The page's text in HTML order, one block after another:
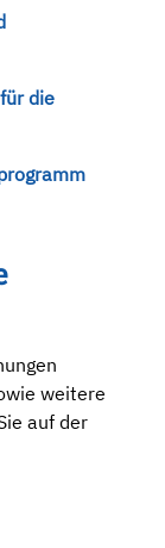
die
weitere
auf der